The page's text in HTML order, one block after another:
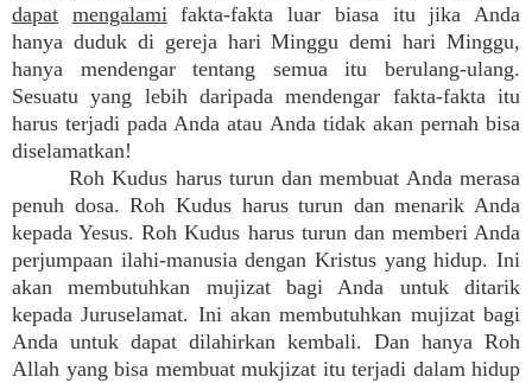
dapat mengalamifakta-fakta luar biasa itu jika Anda
hanya duduk di gereja hari Minggu demi hari Minggu,
hanya mendengar tentang semua itu berulang-ulang.
Sesuatu yang lebih daripada mendengar fakta-fakta itu
harus terjadi pada Anda atau Anda tidak akan pernah bisa
diselamatkan!
Roh Kudus harus turun dan membuat Anda merasa
penuh dosa. Roh Kudus harus turun dan menarik Anda
kepada Yesus. Roh Kudus harus turun dan memberi Anda
perjumpaan ilahi-manusia dengan Kristus yang hidup. Ini
akan membutuhkan mujizat bagi Anda untuk ditarik
kepada Juruselamat. Ini akan membutuhkan mujizat bagi
Anda untuk dapat dilahirkan kembali. Dan hanya Roh
Allah yang bisa membuat mukjizat itu terjadi dalam hidup